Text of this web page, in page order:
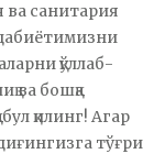
ва санитария
қўллаб-
ва бошқа
қилинг! Агар
тўғри